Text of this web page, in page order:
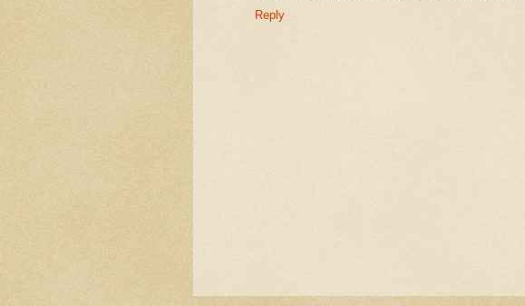
Reply